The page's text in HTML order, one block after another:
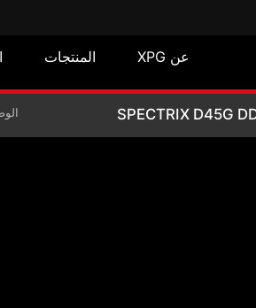
عن XPG المنتجات
RGB
SPECTRIX D45G